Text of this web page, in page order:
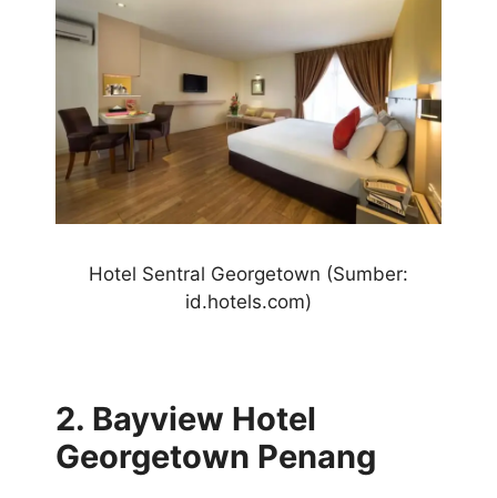
Hotel Sentral Georgetown (Sumber:
id.hotels.com)
2. Bayview Hotel
Georgetown Penang